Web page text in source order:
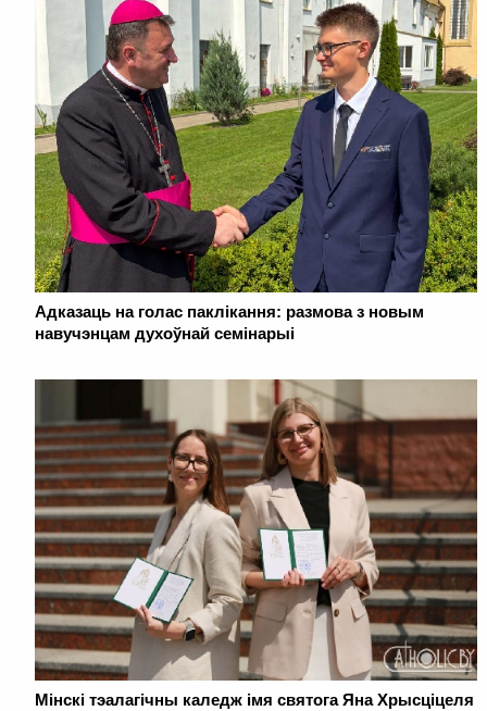
Адказаць на голас паклікання: размова з новым
навучэнцам духоўнай семінарыі
Мінскі тэалагічны каледж імя святога Яна Хрысціцеля